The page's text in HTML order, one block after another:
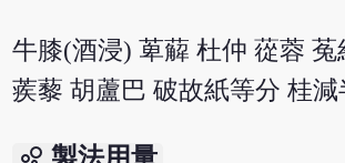
牛膝(酒浸) 萆薢 杜仲 蓯蓉 菟
蒺藜 胡蘆巴 破故紙等分 桂減
bubble_chart 製法用量